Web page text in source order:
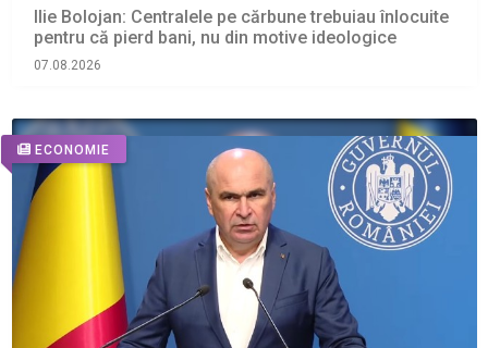
Ilie Bolojan: Centralele pe cărbune trebuiau înlocuite
pentru că pierd bani, nu din motive ideologice
07.08.2026
ECONOMIE